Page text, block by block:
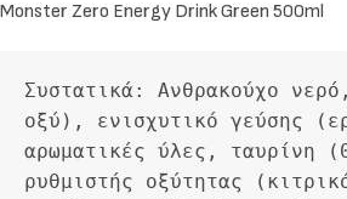
Monster Zero Energy Drink Green 500ml
Συστατικά: Ανθρακούχο
οξύ), ενισχυτικό γεύσης
αρωματικές ύλες, ταυρίνη
ρυθμιστής οξύτητας